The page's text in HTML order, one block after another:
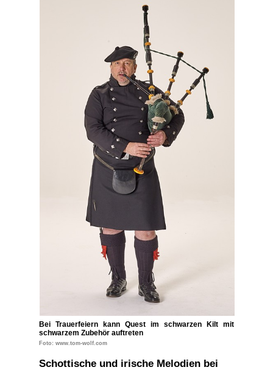
Bei Trauerfeiern kann Quest im schwarzen Kilt mit
schwarzem Zubehör auftreten
Foto: www.tom-wolf.com
Schottische und irische Melodien bei